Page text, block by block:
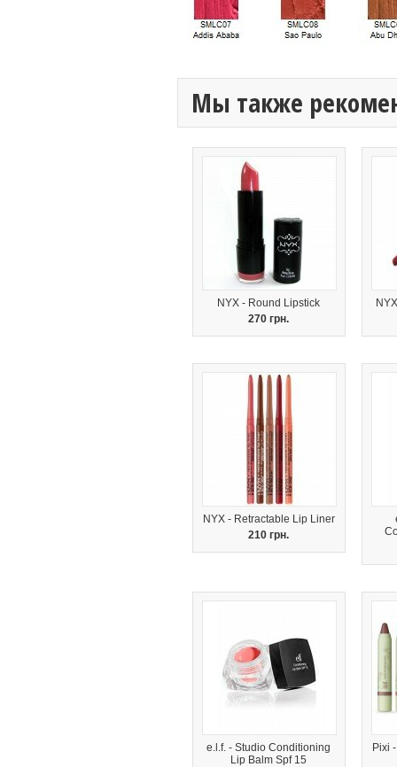
Мы также
NYX - Round Lipstick
270 грн.
NYX - Retractable Lip Liner
210 грн.
e.l.f. - Studio Conditioning
Lip Balm Spf 15
Pixi